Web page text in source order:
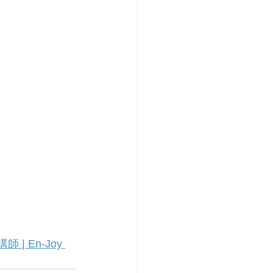
師 | En-Joy